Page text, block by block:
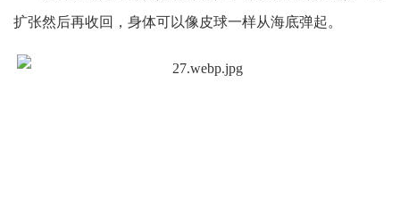
扩张然后再收回，身体可以像皮球一样从海底弹起。